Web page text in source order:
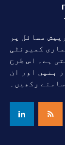
مسائل پر
کمیونٹی
ہے۔ اس طرح
بنیں اور ان
رکھیں۔